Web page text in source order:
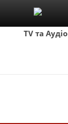
TV та Аудіо